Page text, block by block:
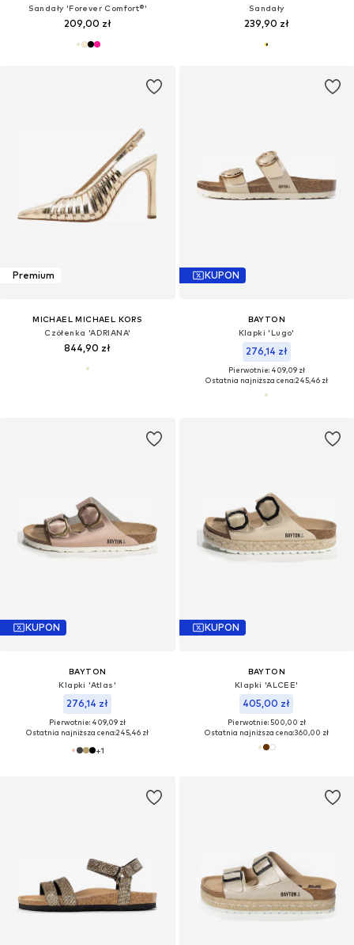
Sandały 'Forever Comfort®'
209,00 zł
Sandały
239,90 zł
Premium
MICHAEL MICHAEL KORS
Czółenka 'ADRIANA'
844,90 zł
KUPON
BAYTON
Klapki 'Lugo'
276,14 zł
Pierwotnie: 409,09 zł
Ostatnia najniższa cena:245,46 zł
KUPON
BAYTON
Klapki 'Atlas'
276,14 zł
Pierwotnie: 409,09 zł
Ostatnia najniższa cena:245,46 zł
+1
KUPON
BAYTON
Klapki 'ALCEE'
405,00 zł
Pierwotnie: 500,00 zł
Ostatnia najniższa cena:360,00 zł